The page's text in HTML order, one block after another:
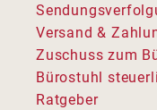
Versand &
Zuschuss zum
Bürostuhl
Ratgeber